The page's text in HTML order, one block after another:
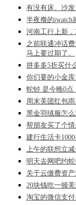
有没有床、沙
半夜撸的iwatch
河南工行上新
之前联通冲话
马上要过期了。
拼多多5折买什
你们要的小金库
蛇钞 是今晚0点
周末美团红包雨
黑金羽绒服怎
帮朋友买了个
建行生活卡
上午的联想立
明天去网吧约
关于云缴费资
20块钱吃一顿
淘宝的微信支